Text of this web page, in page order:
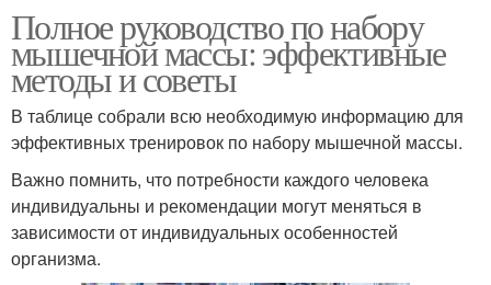
Полное руководство по набору
мышечной массы: эффективные
методы и советы
В таблице собрали всю необходимую информацию для
эффективных тренировок по набору мышечной массы.
Важно помнить, что потребности каждого человека
индивидуальны и рекомендации могут меняться в
зависимости от индивидуальных особенностей
организма.